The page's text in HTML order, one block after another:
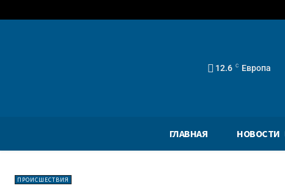
12.6 C Европа
ГЛАВНАЯ НОВОСТИ
ПРОИСШЕСТВИЯ